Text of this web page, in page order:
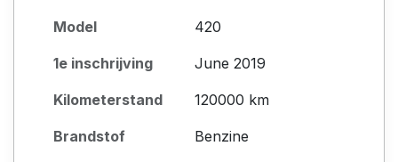
Model 420
1e inschrijving June 2019
Kilometerstand 120000 km
Brandstof Benzine